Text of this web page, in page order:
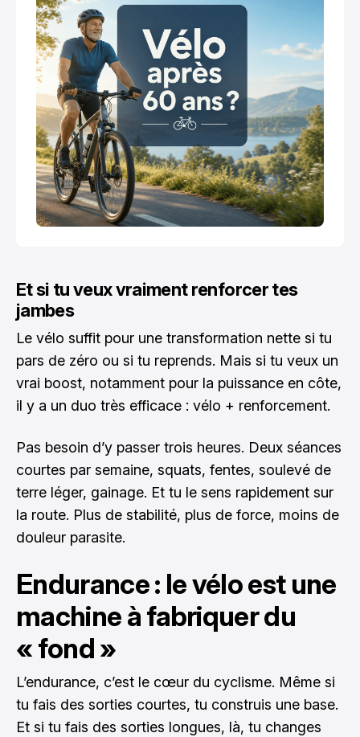
Et si tu veux vraiment renforcer tes
jambes
Le vélo suffit pour une transformation nette si tu
pars de zéro ou si tu reprends. Mais si tu veux un
vrai boost, notamment pour la puissance en côte,
il y a un duo très efficace : vélo + renforcement.
Pas besoin d’y passer trois heures. Deux séances
courtes par semaine, squats, fentes, soulevé de
terre léger, gainage. Et tu le sens rapidement sur
la route. Plus de stabilité, plus de force, moins de
douleur parasite.
Endurance : le vélo est une
machine à fabriquer du
« fond »
L’endurance, c’est le cœur du cyclisme. Même si
tu fais des sorties courtes, tu construis une base.
Et si tu fais des sorties longues, là, tu changes